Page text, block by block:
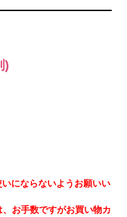
)
にならないようお願いい
お手数ですがお買い物カ